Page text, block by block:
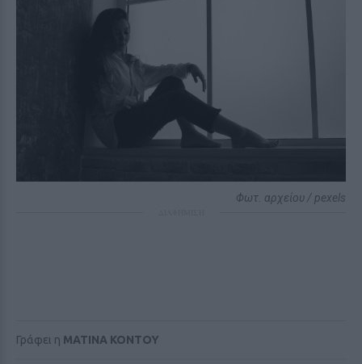
Φωτ. αρχείου / pexels
Γράφει η MATINA KONTOY